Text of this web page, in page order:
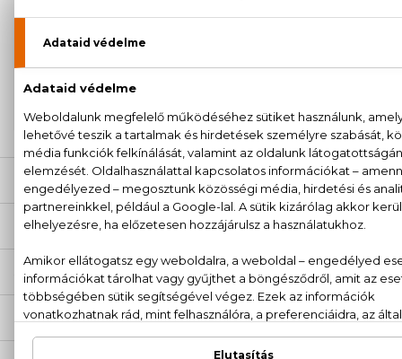
100% eredeti termékek,
Kérdésed van, elakadtál? Hívd ügyfélszolgálatunkat:
ÉRTÉKELÉSEK (0)
SZÁLLÍTÁS